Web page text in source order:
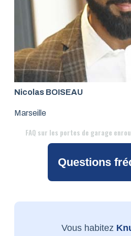
Nicolas BOISEAU
Marseille
FAQ sur les portes de garage
Questions
Vous habitez